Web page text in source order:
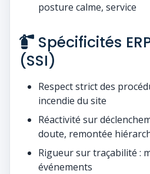
posture calme, service
Spécificités
(SSI)
Respect strict des
incendie du site
Réactivité sur
doute, remontée
Rigueur sur traçabilité :
événements